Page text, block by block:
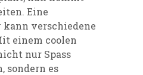
Eine
verschiedene
einem coolen
nur Spass
sondern es